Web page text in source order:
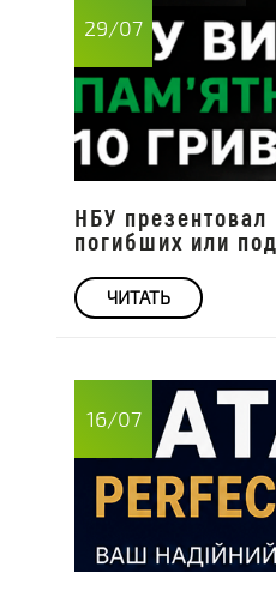
29/07
НБУ
погибших или
ЧИТАТЬ
16/07